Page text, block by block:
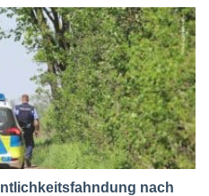
nach